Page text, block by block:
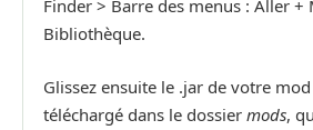
Finder > Barre des menus : Aller +
Bibliothèque.
Glissez ensuite le .jar de votre
téléchargé dans le dossier mods,